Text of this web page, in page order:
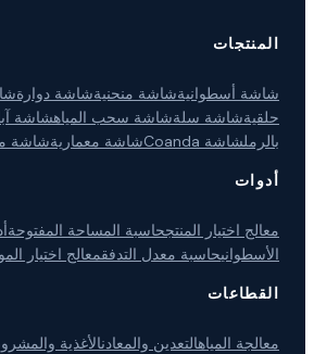
المنتجات
شاشة أسطوانيةشاشة منحنيةشاشة دوارة
حلقيةشاشة سلةشاشة سحب المياهشاشة
بالرملشاشة Coanda شاشة معماريةشاشة
أدوات
معالج اختيار المنتجحاسبة المساحة المفتوحة
الأسطوانيحاسبة معدل التدفقمعالج اختيار
القطاعات
معالجة المياهالتعدين والمعادنالأغذية